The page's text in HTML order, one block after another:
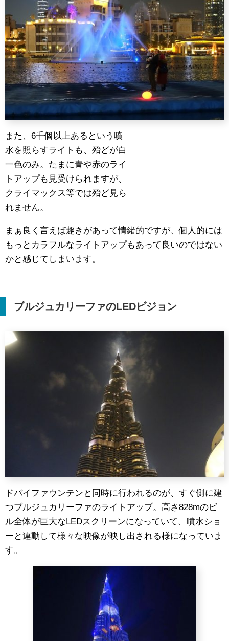
また、6千個以上あるという噴
水を照らすライトも、殆どが白
一色のみ。たまに青や赤のライ
トアップも見受けられますが、
クライマックス等では殆ど見ら
れません。
まぁ良く言えば趣きがあって情緒的ですが、個人的には
もっとカラフルなライトアップもあって良いのではない
かと感じてしまいます。
ブルジュカリーファのLEDビジョン
ドバイファウンテンと同時に行われるのが、すぐ側に建
つブルジュカリーファのライトアップ。高さ828mのビ
ル全体が巨大なLEDスクリーンになっていて、噴水ショ
ーと連動して様々な映像が映し出される様になっていま
す。